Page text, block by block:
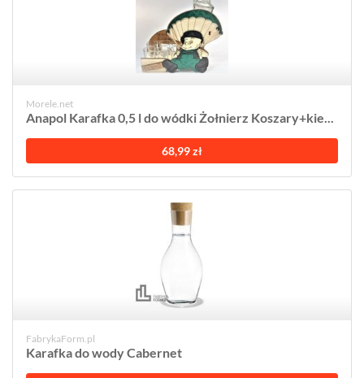
Morele.net
Anapol Karafka 0,5 l do wódki Żołnierz Koszary+kie...
68,99 zł
FabrykaForm.pl
Karafka do wody Cabernet